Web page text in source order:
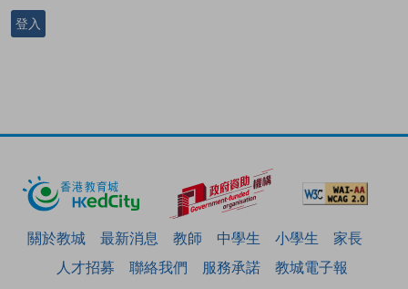
登入
關於教城 最新消息 教師 中學生 小學生
家長
人才招募
聯絡我們 服務承諾 教城電子報